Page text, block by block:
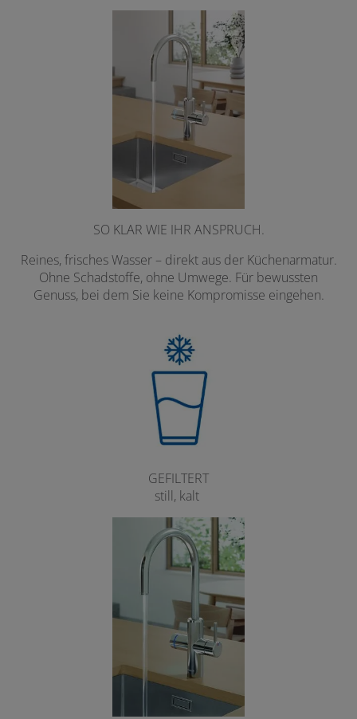
SO KLAR WIE IHR ANSPRUCH.
Reines, frisches Wasser – direkt aus der Küchenarmatur.
Ohne Schadstoffe, ohne Umwege. Für bewussten
Genuss, bei dem Sie keine Kompromisse eingehen.
GEFILTERT
still, kalt